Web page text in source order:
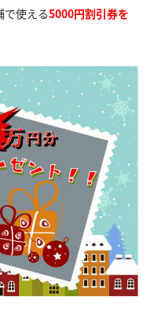
で使える5000円割引券を